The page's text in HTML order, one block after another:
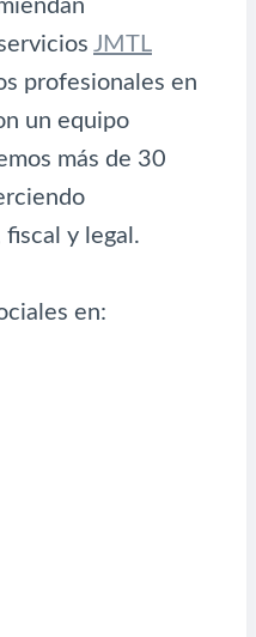
JMTL
profesionales en
un equipo
más de 30
y legal.
en: